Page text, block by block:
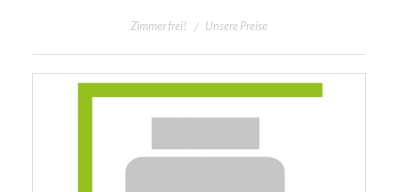
Zimmer frei! Unsere Preise